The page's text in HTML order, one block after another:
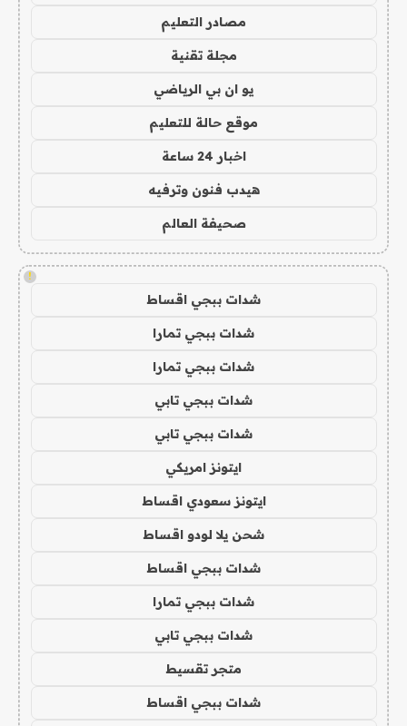
مصادر التعليم
مجلة تقنية
يو ان بي الرياضي
موقع حالة للتعليم
اخبار 24 ساعة
هيدب فنون وترفيه
صحيفة العالم
!
شدات ببجي اقساط
شدات ببجي تمارا
شدات ببجي تمارا
شدات ببجي تابي
شدات ببجي تابي
ايتونز امريكي
ايتونز سعودي اقساط
شحن يلا لودو اقساط
شدات ببجي اقساط
شدات ببجي تمارا
شدات ببجي تابي
متجر تقسيط
شدات ببجي اقساط